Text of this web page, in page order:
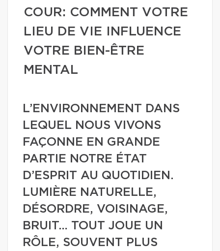
COUR: COMMENT VOTRE
LIEU DE VIE INFLUENCE
VOTRE BIEN-ÊTRE
MENTAL
L’ENVIRONNEMENT DANS
LEQUEL NOUS VIVONS
FAÇONNE EN GRANDE
PARTIE NOTRE ÉTAT
D’ESPRIT AU QUOTIDIEN.
LUMIÈRE NATURELLE,
DÉSORDRE, VOISINAGE,
BRUIT… TOUT JOUE UN
RÔLE, SOUVENT PLUS